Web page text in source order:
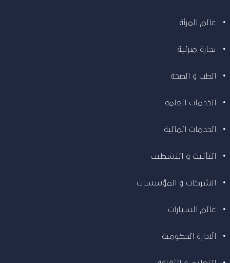
عالم المرأة
تجارة منزلية
الطب و الصحة
الخدمات العامة
الخدمات المالية
التأثيث و التشطيب
الشركات و المؤسسات
عالم السيارات
الادارة الحكومية